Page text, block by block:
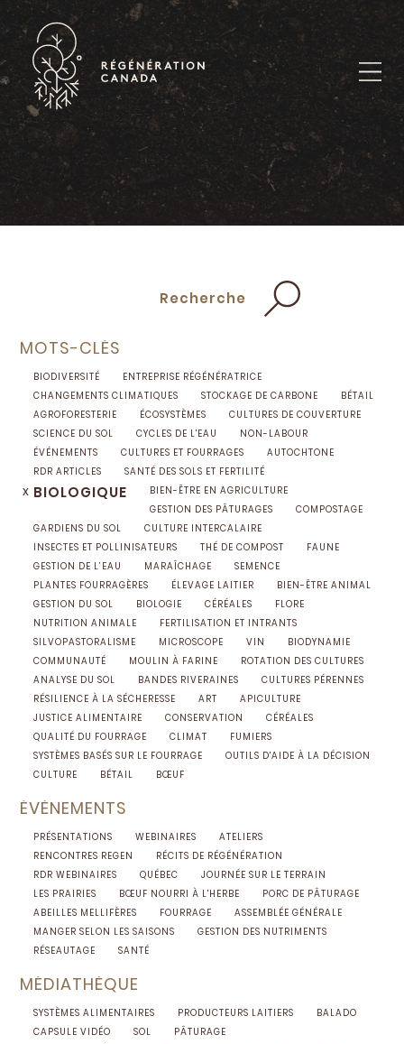
Skip
content
Recherche
MOTS-CLÉS
BIODIVERSITÉ
ENTREPRISE RÉGÉNÉRATRICE
CHANGEMENTS CLIMATIQUES
STOCKAGE DE CARBONE
BÉTAIL
AGROFORESTERIE
ÉCOSYSTÈMES
CULTURES DE COUVERTURE
SCIENCE DU SOL
CYCLES DE L'EAU
NON-LABOUR
ÉVÉNEMENTS
CULTURES ET FOURRAGES
AUTOCHTONE
RDR ARTICLES
SANTÉ DES SOLS ET FERTILITÉ
x BIOLOGIQUE
BIEN-ÊTRE EN AGRICULTURE
GESTION DES PÂTURAGES
COMPOSTAGE
GARDIENS DU SOL
CULTURE INTERCALAIRE
INSECTES ET POLLINISATEURS
THÉ DE COMPOST
FAUNE
GESTION DE L’EAU
MARAÎCHAGE
SEMENCE
PLANTES FOURRAGÈRES
ÉLEVAGE LAITIER
BIEN-ÊTRE ANIMAL
GESTION DU SOL
BIOLOGIE CÉRÉALES
FLORE
NUTRITION ANIMALE
FERTILISATION ET INTRANTS
SILVOPASTORALISME
MICROSCOPE VIN
BIODYNAMIE
COMMUNAUTÉ
MOULIN À FARINE
ROTATION DES CULTURES
ANALYSE DU SOL
BANDES RIVERAINES
CULTURES PÉRENNES
RÉSILIENCE À LA SÉCHERESSE
ART
APICULTURE
JUSTICE ALIMENTAIRE
CONSERVATION
CÉRÉALES
QUALITÉ DU FOURRAGE
CLIMAT
FUMIERS
SYSTÈMES BASÉS SUR LE FOURRAGE
OUTILS D'AIDE À LA DÉCISION
CULTURE
BÉTAIL BŒUF
ÉVÈNEMENTS
PRÉSENTATIONS WEBINAIRES
ATELIERS
RENCONTRES REGEN
RÉCITS DE RÉGÉNÉRATION
RDR WEBINAIRES
QUÉBEC
JOURNÉE SUR LE TERRAIN
LES PRAIRIES
BŒUF NOURRI À L'HERBE
PORC DE PÂTURAGE
ABEILLES MELLIFÈRES
FOURRAGE
ASSEMBLÉE GÉNÉRALE
MANGER SELON LES SAISONS
GESTION DES NUTRIMENTS
RÉSEAUTAGE
SANTÉ
MÉDIATHÈQUE
SYSTÈMES ALIMENTAIRES PRODUCTEURS LAITIERS
BALADO
CAPSULE VIDÉO
SOL
PÂTURAGE